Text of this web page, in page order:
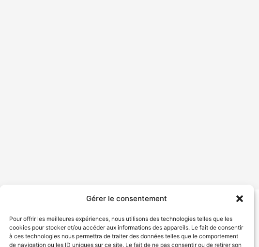
Gérer le consentement
Pour offrir les meilleures expériences, nous utilisons des technologies telles que les
cookies pour stocker et/ou accéder aux informations des appareils. Le fait de consentir
à ces technologies nous permettra de traiter des données telles que le comportement
de navigation ou les ID uniques sur ce site. Le fait de ne pas consentir ou de retirer son
Déclaration de services Politique de confidentialité